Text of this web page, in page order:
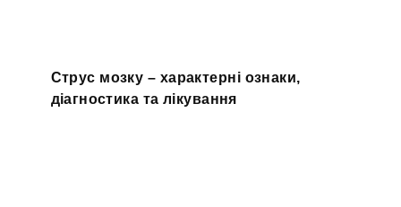
Струс мозку – характерні ознаки,
діагностика та лікування